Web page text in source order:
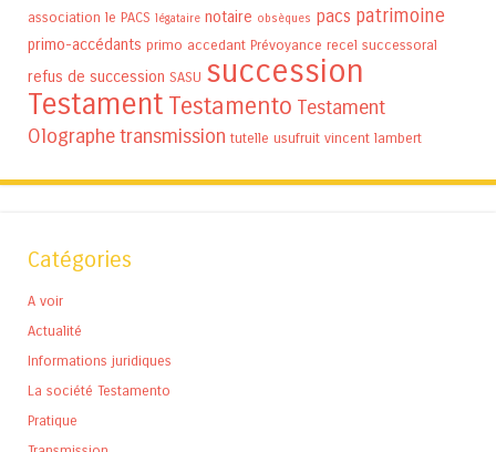
association le PACS légataire notaire obsèques pacs patrimoine
primo-accédants primo accedant Prévoyance recel successoral
refus de succession SASU succession
Testament Testamento Testament
Olographetransmission tutelle usufruit vincent lambert
Catégories
A voir
Actualité
Informations juridiques
La société Testamento
Pratique